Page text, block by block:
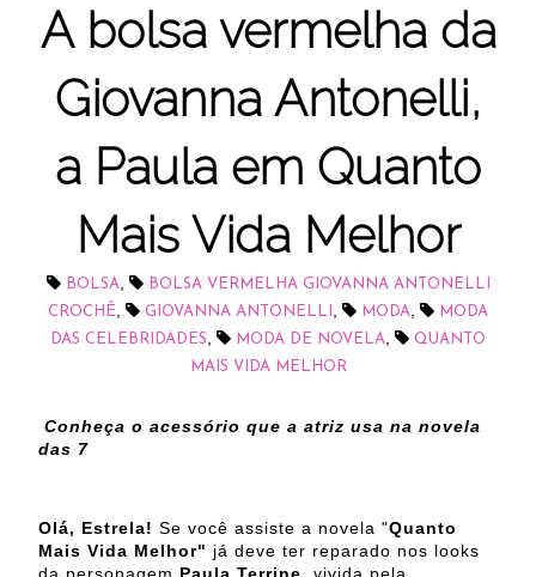
A bolsa vermelha da
Giovanna Antonelli,
a Paula em Quanto
Mais Vida Melhor
BOLSA
BOLSA VERMELHA GIOVANNA ANTONELLI
CROCHÊ
GIOVANNA ANTONELLI MODA
MODA
DAS CELEBRIDADES
MODA DE NOVELA
QUANTO
MAIS VIDA MELHOR
Conheça o acessório que a atriz usa na novela
das 7
Olá, Estrela! Se você assiste a novela "Quanto
Mais Vida Melhor" já deve ter reparado nos looks